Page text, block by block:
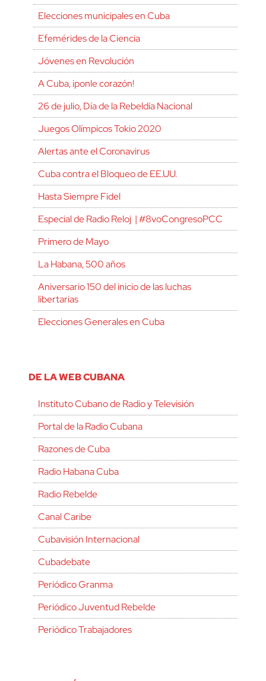
Elecciones municipales en Cuba
Efemérides de la Ciencia
Jóvenes en Revolución
A Cuba, ¡ponle corazón!
26 de julio, Día de la Rebeldía Nacional
Juegos Olímpicos Tokio 2020
Alertas ante el Coronavirus
Cuba contra el Bloqueo de EE.UU.
Hasta Siempre Fidel
Especial de Radio Reloj | #8voCongresoPCC
Primero de Mayo
La Habana, 500 años
Aniversario 150 del inicio de las luchas
libertarias
Elecciones Generales en Cuba
DE LA WEB CUBANA
Instituto Cubano de Radio y Televisión
Portal de la Radio Cubana
Razones de Cuba
Radio Habana Cuba
Radio Rebelde
Canal Caribe
Cubavisión Internacional
Cubadebate
Periódico Granma
Periódico Juventud Rebelde
Periódico Trabajadores